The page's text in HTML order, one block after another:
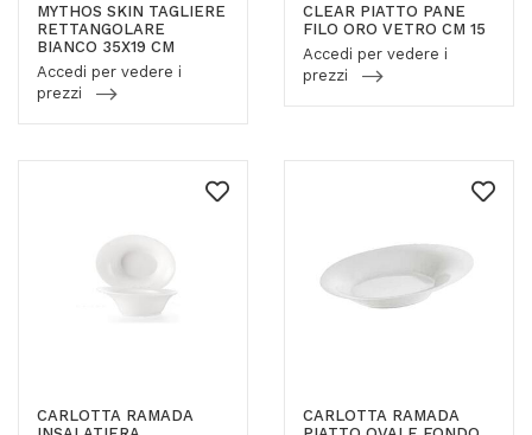
MYTHOS SKIN TAGLIERE
RETTANGOLARE
BIANCO 35X19 CM
Accedi per vedere i
prezzi
CLEAR PIATTO PANE
FILO ORO VETRO CM 15
Accedi per vedere i
prezzi
CARLOTTA RAMADA
CARLOTTA RAMADA